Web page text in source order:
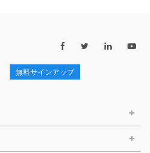
無料サインアップ